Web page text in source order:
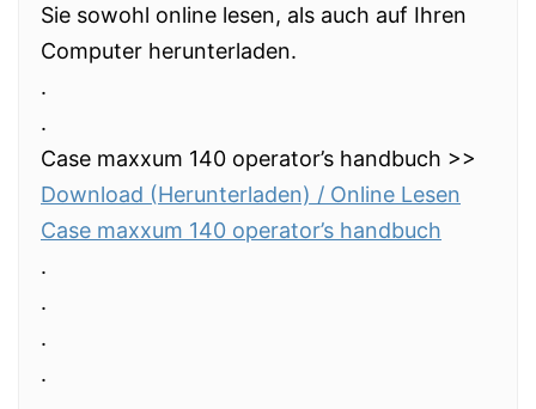
Sie sowohl online lesen, als auch auf Ihren
Computer herunterladen.
.
.
Case maxxum 140 operator’s handbuch >>
Download (Herunterladen) / Online Lesen
Case maxxum 140 operator’s handbuch
.
.
.
.